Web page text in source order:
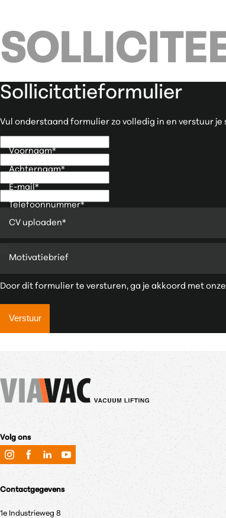
Sollicitatieformulier
Vul onderstaand formulier zo volledig in en verstuur
Voornaam*
Achternaam*
E-mail*
Telefoonnummer*
CV uploaden*
Motivatiebrief
Door dit formulier te versturen, ga je akkoord met onze
Verstuur
Volg ons
Contactgegevens
1e Industrieweg 8